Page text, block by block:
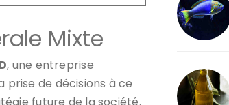
Mixte
, une entreprise
prise de décisions à ce
future de la société.